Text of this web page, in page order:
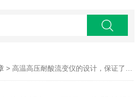
> 高温高压耐酸流变仪的设计，保证了仪器的测量精度